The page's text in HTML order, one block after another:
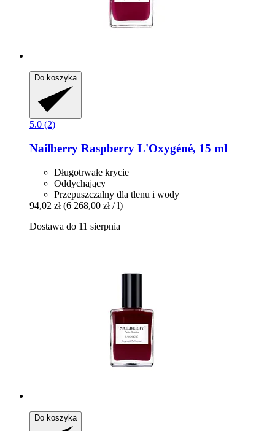
Do koszyka
5.0 (2)
Nailberry Raspberry L'Oxygéné, 15 ml
Długotrwałe krycie
Oddychający
Przepuszczalny dla tlenu i wody
94,02 zł (6 268,00 zł / l)
Dostawa do 11 sierpnia
Do koszyka